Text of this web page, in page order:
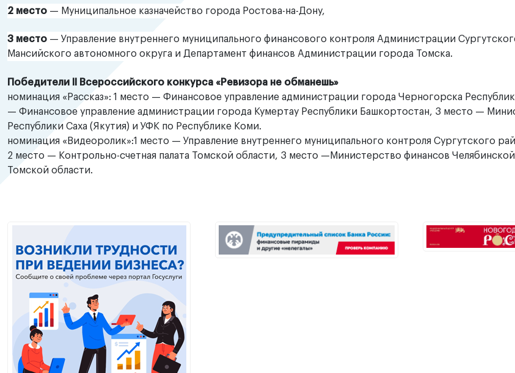
2 место — Муниципальное казначейство города Ростова-на-Дону,
3 место — Управление внутреннего муниципального финансового контроля Администрации
Мансийского автономного округа и Департамент финансов Администрации города Томска.
Победители Всероссийского конкурса «Ревизора не обманешь»
номинация «Рассказ»: 1 место — Финансовое управление администрации города Черногорска
— Финансовое управление администрации города Кумертау Республики Башкортостан, 3 место —
Республики Саха (Якутия) и УФК по Республике Коми.
номинация «Видеоролик»:1 место — Управление внутреннего муниципального контроля Сургутского
2 место — Контрольно-счетная палата Томской области, 3 место —Министерство финансов
Томской области.